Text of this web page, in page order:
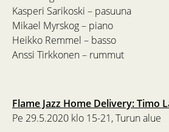
Kasperi Sarikoski – pasuuna
Mikael Myrskog – piano
Heikko Remmel – basso
Anssi Tirkkonen – rummut
Flame Jazz Home Delivery: Timo
Pe 29.5.2020 klo 15-21, Turun alue